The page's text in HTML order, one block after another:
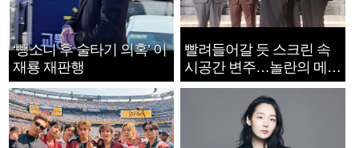
‘뺑소니 후 술타기 의혹’ 이
재룡 재판행
빨려들어갈 듯 스크린 속
시공간 변주…놀란의 메시
지는 ‘전쟁 속죄’